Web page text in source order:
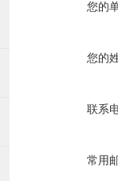
您的
您的
联系
常用